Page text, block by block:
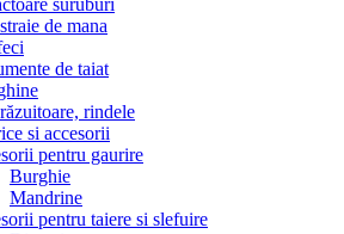
suruburi
de mana
de taiat
rindele
si accesorii
pentru gaurire
Burghie
Mandrine
pentru taiere si slefuire